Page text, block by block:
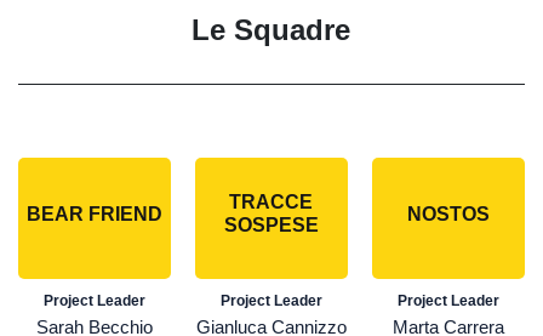
Le Squadre
BEAR FRIEND
Project Leader
Sarah Becchio
TRACCE
SOSPESE
Project Leader
Gianluca Cannizzo
NOSTOS
Project Leader
Marta Carrera